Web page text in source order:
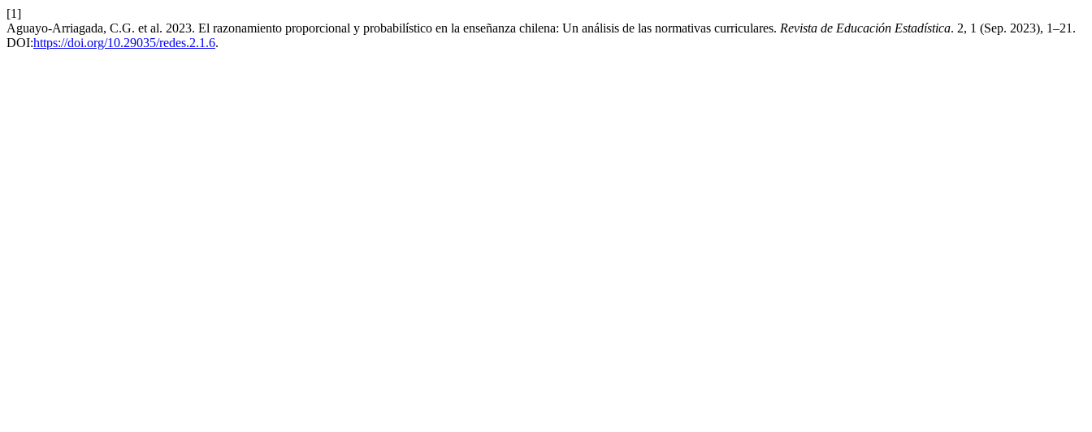
[1]
Aguayo-Arriagada, C.G. et al. 2023. El razonamiento proporcional y probabilístico en la enseñanza chilena: Un análisis de las normativas curriculares. Revista de Educación Estadística. 2, 1 (Sep. 2023), 1–21.
DOI:https://doi.org/10.29035/redes.2.1.6.